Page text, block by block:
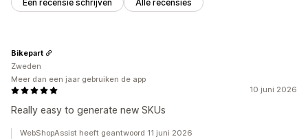
Een recensie schrijven Alle recensies
10 juni 2026
Really easy to generate new SKUs
Bikepart
Zweden
Meer dan een jaar gebruiken de app
WebShopAssist heeft geantwoord 11 juni 2026